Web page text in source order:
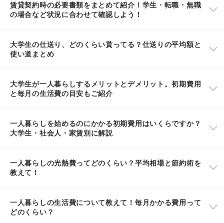
賃貸契約時の必要書類をまとめて紹介！学生・転職・無職
の場合など状況に合わせて確認しよう！
大学生の仕送り、どのくらい貰ってる？仕送りの平均額と
使い道まとめ
大学生が一人暮らしするメリットとデメリット。初期費用
と毎月の生活費の目安もご紹介
一人暮らしを始めるのにかかる初期費用はいくらですか？
大学生・社会人・家賃別に解説
一人暮らしの光熱費ってどのくらい？平均相場と節約術を
教えて！
一人暮らしの生活費について教えて！毎月かかる費用って
どのくらい？